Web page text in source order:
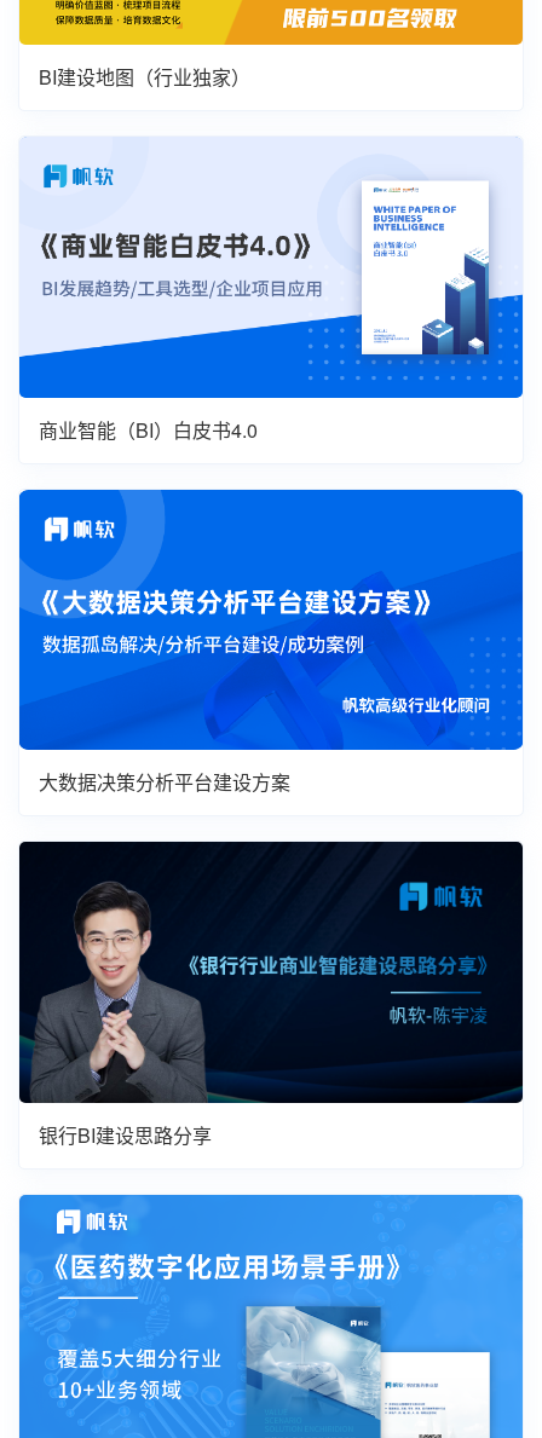
BI建设地图（行业独家）
商业智能（BI）白皮书4.0
大数据决策分析平台建设方案
银行BI建设思路分享